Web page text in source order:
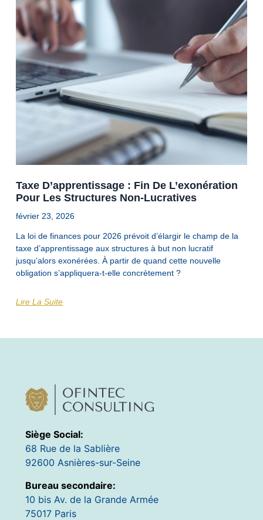
Taxe D’apprentissage : Fin De L’exonération
Pour Les Structures Non-Lucratives
février 23, 2026
La loi de finances pour 2026 prévoit d’élargir le champ de la
taxe d’apprentissage aux structures à but non lucratif
jusqu’alors exonérées. À partir de quand cette nouvelle
obligation s’appliquera-t-elle concrètement ?
Lire La Suite
Siège Social:
68 Rue de la Sablière
92600 Asnières-sur-Seine
Bureau secondaire:
10 bis Av. de la Grande Armée
75017 Paris